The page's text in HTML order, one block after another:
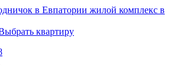
жилой комплекс в
квартиру